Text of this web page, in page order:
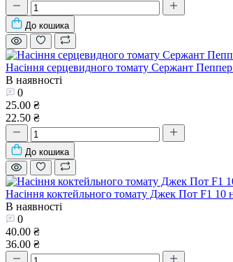
До кошика
Насіння серцевидного томату Сержант Пеппер
В наявності
0
25.00 ₴
22.50 ₴
До кошика
Насіння коктейльного томату Джек Пот F1 10
В наявності
0
40.00 ₴
36.00 ₴